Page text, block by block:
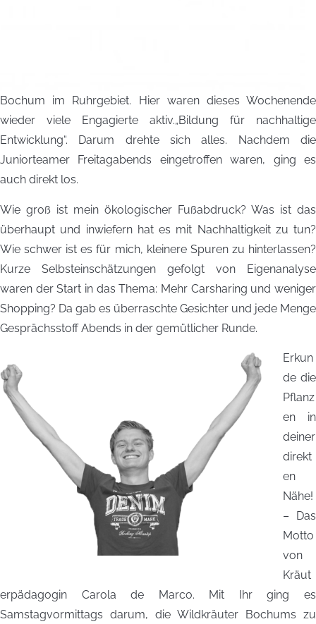
Bochum im Ruhrgebiet. Hier waren dieses Wochenende
wieder viele Engagierte aktiv.„Bildung für nachhaltige
Entwicklung“. Darum drehte sich alles. Nachdem die
Juniorteamer Freitagabends eingetroffen waren, ging es
auch direkt los.
Wie groß ist mein ökologischer Fußabdruck? Was ist das
überhaupt und inwiefern hat es mit Nachhaltigkeit zu tun?
Wie schwer ist es für mich, kleinere Spuren zu hinterlassen?
Kurze Selbsteinschätzungen gefolgt von Eigenanalyse
waren der Start in das Thema: Mehr Carsharing und weniger
Shopping? Da gab es überraschte Gesichter und jede Menge
Gesprächsstoff Abends in der gemütlicher Runde.
Erkun
de die
Pflanz
en in
deiner
direkt
en
Nähe!
– Das
Motto
von
Kräut
erpädagogin Carola de Marco. Mit Ihr ging es
Samstagvormittags darum, die Wildkräuter Bochums zu